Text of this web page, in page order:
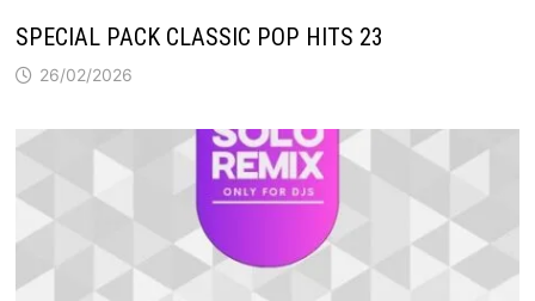
SPECIAL PACK CLASSIC POP HITS 23
26/02/2026